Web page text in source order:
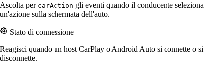
Ascolta per carAction gli eventi quando il conducente seleziona
un'azione sulla schermata dell'auto.
Stato di connessione
Reagisci quando un host CarPlay o Android Auto si connette o si
disconnette.